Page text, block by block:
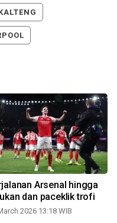
Arsenal hingga
dan paceklik trofi
2026 13:18 WIB